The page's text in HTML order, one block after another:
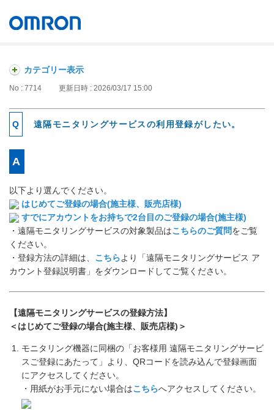
カテゴリー表示
No : 7714 更新日時 : 2026/03/17 15:00
遠隔モニタリングサービスの利用登録がしたい。
以下より選んでください。
はじめてご登録の場合(施主様、販売店様)
すでにアカウントをお持ちで2台目のご登録の場合(施主様)
・遠隔モニタリングサービスの対象製品はこちらのご質問をご覧
ください。
・登録方法の詳細は、 こちらより「遠隔モニタリングサービス ア
カウント登録説明書」をダウンロードしてご覧ください。
【遠隔モニタリングサービスの登録方法】
＜はじめてご登録の場合(施主様、販売店様)＞
モニタリング機器に同梱の「お客様用 遠隔モニタリングサービ
スご登録にあたって」より、QRコードを読み込んで登録画面
にアクセスしてください。
・用紙がお手元にない場合はこちらへアクセスしてください。